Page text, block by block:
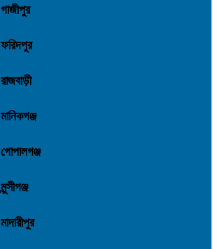
গাজীপুর
ফরিদপুর
রাজবাড়ী
মানিকগঞ্জ
গোপালগঞ্জ
মুন্সীগঞ্জ
মাদারীপুর